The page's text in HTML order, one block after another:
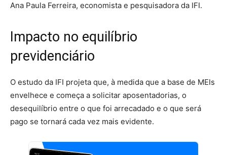
Ana Paula Ferreira, economista e pesquisadora da IFI.
Impacto no equilíbrio
previdenciário
O estudo da IFI projeta que, à medida que a base de MEIs
envelhece e começa a solicitar aposentadorias, o
desequilíbrio entre o que foi arrecadado e o que será
pago se tornará cada vez mais evidente.